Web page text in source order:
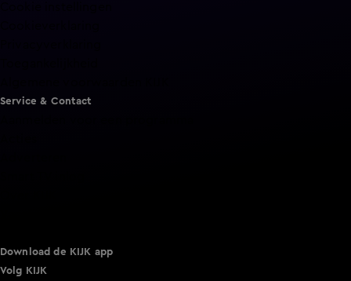
Service & Contact
Download de KIJK app
Volg KIJK